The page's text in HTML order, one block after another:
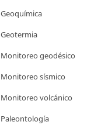
Geoquímica
Geotermia
Monitoreo geodésico
Monitoreo sísmico
Monitoreo volcánico
Paleontología